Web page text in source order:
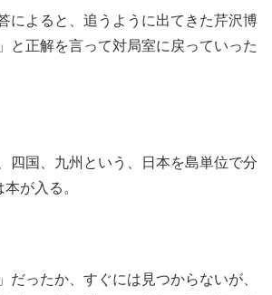
によると、追うように出てきた芹沢博
と正解を言って対局室に戻っていった
四国、九州という、日本を島単位で分
が入る。
だったか、すぐには見つからないが、